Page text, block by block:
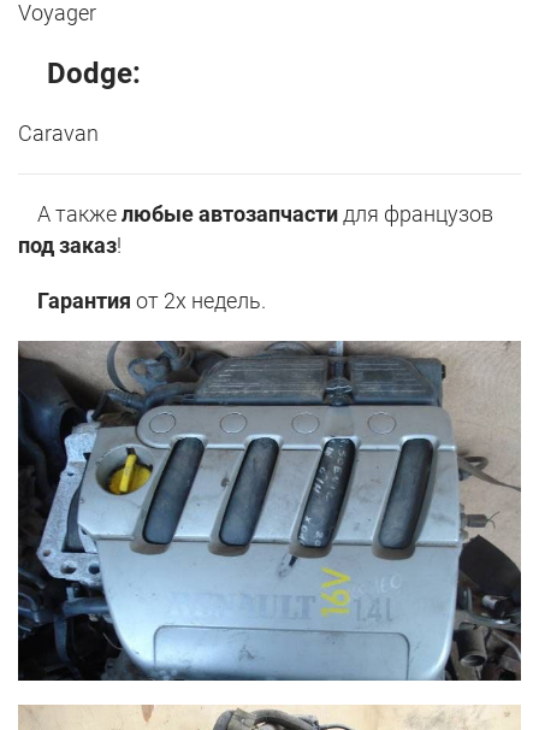
Voyager
Dodge:
Caravan
А такжелюбые автозапчасти для французов
под заказ!
Гарантия от 2х недель.